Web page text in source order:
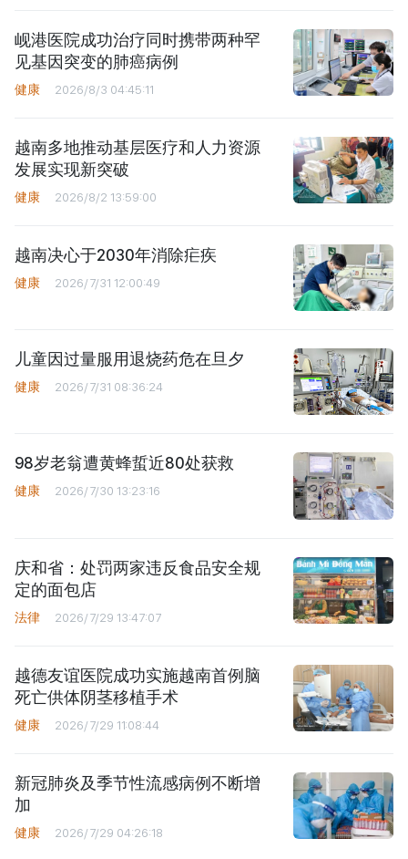
岘港医院成功治疗同时携带两种罕
见基因突变的肺癌病例
健康 2026/8/3 04:45:11
越南多地推动基层医疗和人力资源
发展实现新突破
健康 2026/8/2 13:59:00
越南决心于2030年消除疟疾
健康 2026/7/31 12:00:49
儿童因过量服用退烧药危在旦夕
健康 2026/7/31 08:36:24
98岁老翁遭黄蜂蜇近80处获救
健康 2026/7/30 13:23:16
庆和省：处罚两家违反食品安全规
定的面包店
法律 2026/7/29 13:47:07
越德友谊医院成功实施越南首例脑
死亡供体阴茎移植手术
健康 2026/7/29 11:08:44
新冠肺炎及季节性流感病例不断增
加
健康 2026/7/29 04:26:18